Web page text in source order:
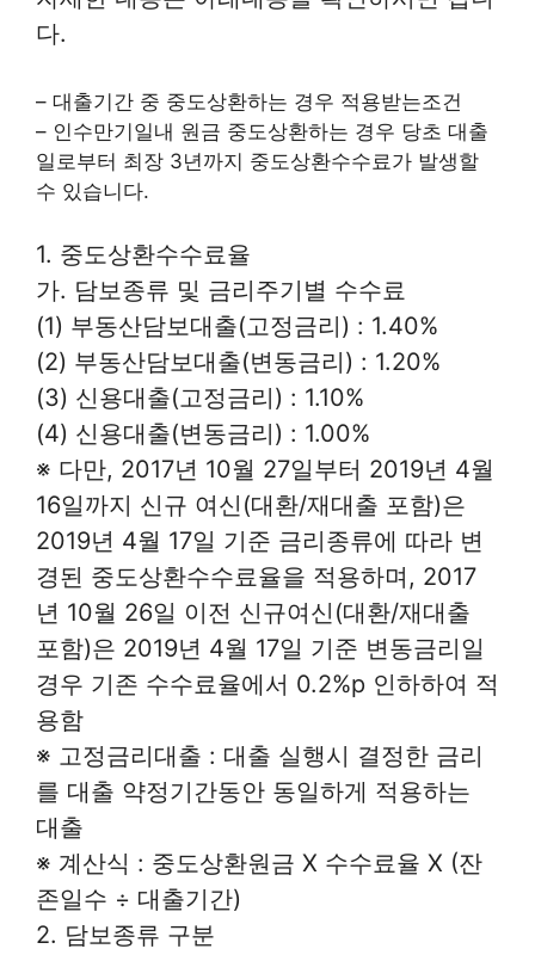
다.
– 대출기간 중 중도상환하는 경우 적용받는조건
– 인수만기일내 원금 중도상환하는 경우 당초 대출
일로부터 최장 3년까지 중도상환수수료가 발생할
수 있습니다.
1. 중도상환수수료율
가. 담보종류 및 금리주기별 수수료
(1) 부동산담보대출(고정금리) : 1.40%
(2) 부동산담보대출(변동금리) : 1.20%
(3) 신용대출(고정금리) : 1.10%
(4) 신용대출(변동금리) : 1.00%
※ 다만, 2017년 10월 27일부터 2019년 4월
16일까지 신규 여신(대환/재대출 포함)은
2019년 4월 17일 기준 금리종류에 따라 변
경된 중도상환수수료율을 적용하며, 2017
년 10월 26일 이전 신규여신(대환/재대출
포함)은 2019년 4월 17일 기준 변동금리일
경우 기존 수수료율에서 0.2%p 인하하여 적
용함
※ 고정금리대출 : 대출 실행시 결정한 금리
를 대출 약정기간동안 동일하게 적용하는
대출
※ 계산식 : 중도상환원금 X 수수료율 X (잔
존일수 ÷ 대출기간)
2. 담보종류 구분